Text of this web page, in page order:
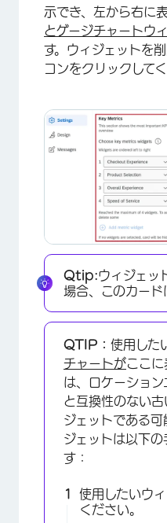
示でき、左から右に
とゲージチャートウ
す。ウィジェットを
コンをクリックしてく
Qtip:ウィジェッ
場合、このカード
QTIP： 使用した
チャートがここ
は、ロケーション
と互換性のない古
ジェットである可
ジェットは以下
す：
使用したいウ
ください。